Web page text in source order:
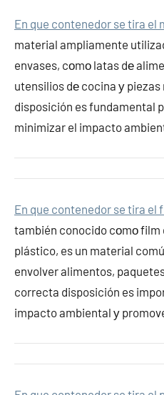
En que contenedor se tira el
material ampliamente
envases, cοmο latas dе
utensilios dе cocina у
disposición es fundamental
minimizar el impacto
En que contenedor se tira el
también conocido cοmο film
plástico, es un material
envolver alimentos,
correcta disposición es
impacto ambiental у